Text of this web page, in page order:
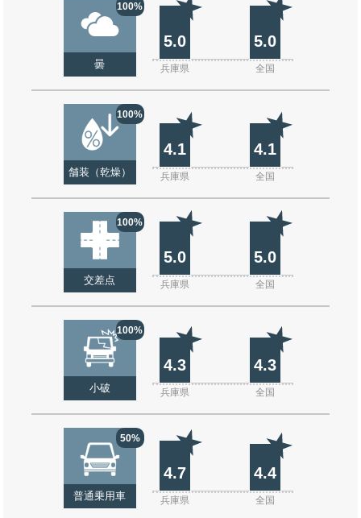
100%
曇
5.0 5.0
兵庫県 全国
100%
舗装（乾燥）
4.1 4.1
兵庫県 全国
100%
交差点
5.0 5.0
兵庫県 全国
100%
小破
4.3 4.3
兵庫県 全国
50%
普通乗用車
4.7 4.4
兵庫県 全国